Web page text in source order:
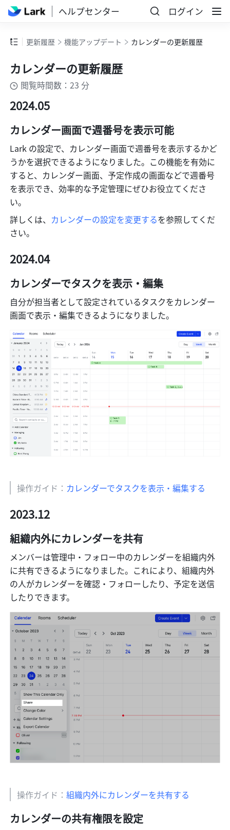
ヘルプセンター ログイン
更新履歴 機能アップデート カレンダーの更新履歴
カレンダーの更新履歴
閲覧時間数：23 分
2024.05
カレンダー画面で週番号を表示可能
Lark の設定で、カレンダー画面で週番号を表示するかど
うかを選択できるようになりました。この機能を有効に
すると、カレンダー画面、予定作成の画面などで週番号
を表示でき、効率的な予定管理にぜひお役立てくださ
い。
詳しくは、 カレンダーの設定を変更するを参照してくだ
さい。
2024.04
カレンダーでタスクを表示・編集
自分が担当者として設定されているタスクをカレンダー
画面で表示・編集できるようになりました。
操作ガイド： カレンダーでタスクを表示・編集する
2023.12
組織内外にカレンダーを共有
メンバーは管理中・フォロー中のカレンダーを組織内外
に共有できるようになりました。これにより、組織内外
の人がカレンダーを確認・フォローしたり、予定を送信
したりできます。
操作ガイド：組織内外にカレンダーを共有する
カレンダーの共有権限を設定